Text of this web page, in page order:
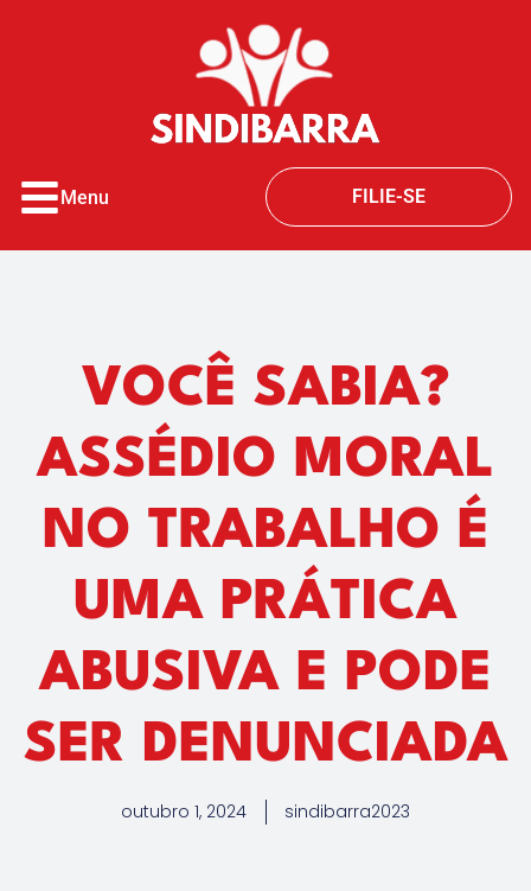
Menu FILIE-SE
VOCÊ SABIA?
ASSÉDIO MORAL
NO TRABALHO É
UMA PRÁTICA
ABUSIVA E PODE
SER DENUNCIADA
outubro 1, 2024 sindibarra2023